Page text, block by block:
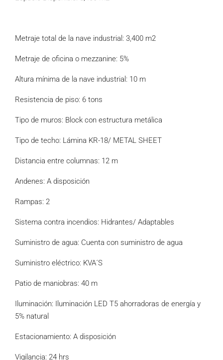
Metraje total de la nave industrial: 3,400 m2
Metraje de oficina o mezzanine: 5%
Altura mínima de la nave industrial: 10 m
Resistencia de piso: 6 tons
Tipo de muros: Block con estructura metálica
Tipo de techo: Lámina KR-18/ METAL SHEET
Distancia entre columnas: 12 m
Andenes: A disposición
Rampas: 2
Sistema contra incendios: Hidrantes/ Adaptables
Suministro de agua: Cuenta con suministro de agua
Suministro eléctrico: KVA´S
Patio de maniobras: 40 m
Iluminación: Iluminación LED T5 ahorradoras de energía y
5% natural
Estacionamiento: A disposición
Vigilancia: 24 hrs